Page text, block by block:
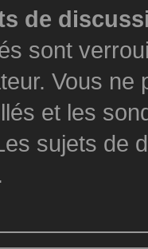
de
sont
Vous
et les
sujets de